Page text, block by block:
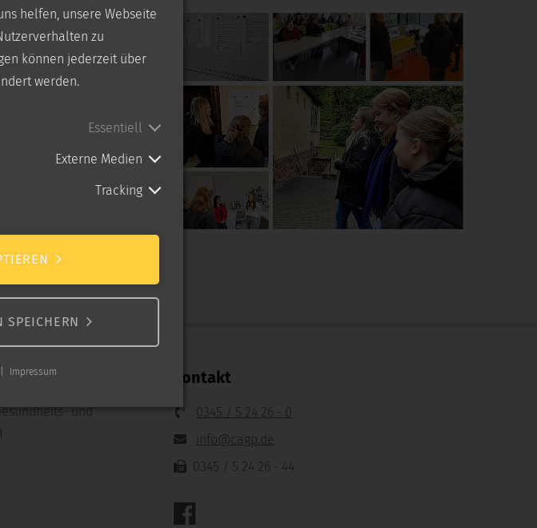
und Weiterbildung in
Service, Seelsorge,
Teilnahme
Interesses und ihrer
in Zukunft noch viele
und
Kontakt
0345 / 5 24 26 - 0
info@cagp.de
0345 / 5 24 26 - 44
helfen, unsere Webseite
zu
können jederzeit über
werden.
Essentiell
Externe Medien
Tracking
SPEICHERN
Impressum